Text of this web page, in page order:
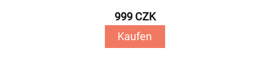
999 CZK
Kaufen